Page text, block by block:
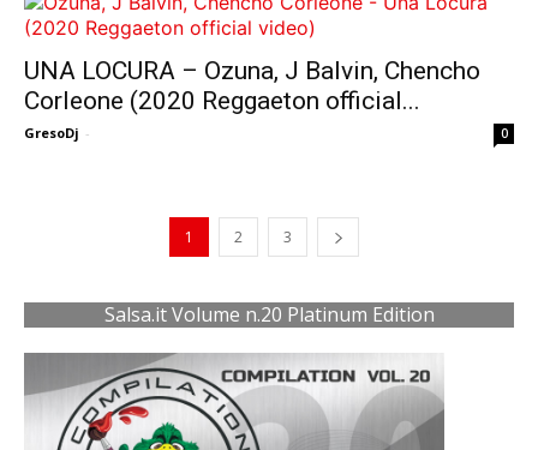
UNA LOCURA – Ozuna, J Balvin, Chencho
Corleone (2020 Reggaeton official...
GresoDj - 0
1 2 3
Salsa.it Volume n.20 Platinum Edition